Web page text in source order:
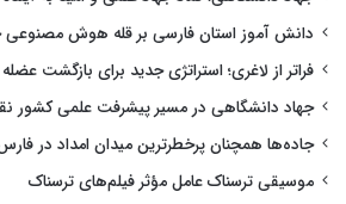
دانش آموز استان فارسی بر قله هوش مصنوعی
فراتر از لاغری؛ استراتژی جدید برای بازگشت
جهاد دانشگاهی در مسیر پیشرفت علمی کشور
جاده‌ها همچنان پرخطرترین میدان امداد در
موسیقی ترسناک عامل مؤثر فیلم‌های ترسناک